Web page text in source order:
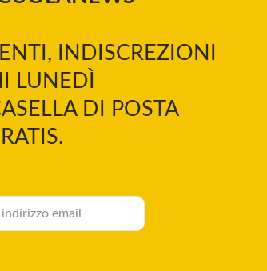
INDISCREZIONI
LUNEDÌ
DI POSTA